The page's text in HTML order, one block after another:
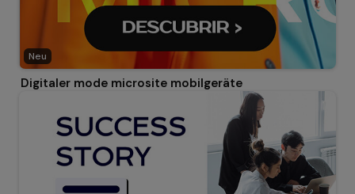
Neu
Digitaler mode microsite mobilgeräte